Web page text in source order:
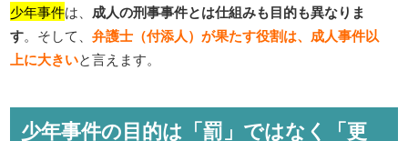
少年事件は、 成人の刑事事件とは仕組みも目的も異なりま
す。そして、弁護士（付添人）が果たす役割は、成人事件以
上に大きいと言えます。
少年事件の目的は「罰」ではなく「更